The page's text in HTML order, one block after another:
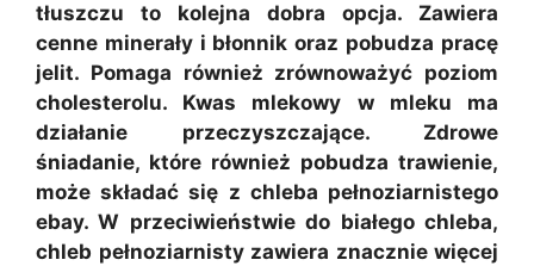
tłuszczu to kolejna dobra opcja. Zawiera
cenne minerały i błonnik oraz pobudza pracę
jelit. Pomaga również zrównoważyć poziom
cholesterolu. Kwas mlekowy w mleku ma
działanie przeczyszczające. Zdrowe
śniadanie, które również pobudza trawienie,
może składać się z chleba pełnoziarnistego
ebay. W przeciwieństwie do białego chleba,
chleb pełnoziarnisty zawiera znacznie więcej